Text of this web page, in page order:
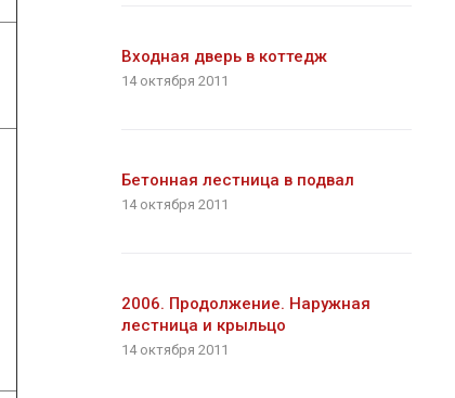
Входная дверь в коттедж
14 октября 2011
Бетонная лестница в подвал
14 октября 2011
2006. Продолжение. Наружная
лестница и крыльцо
14 октября 2011